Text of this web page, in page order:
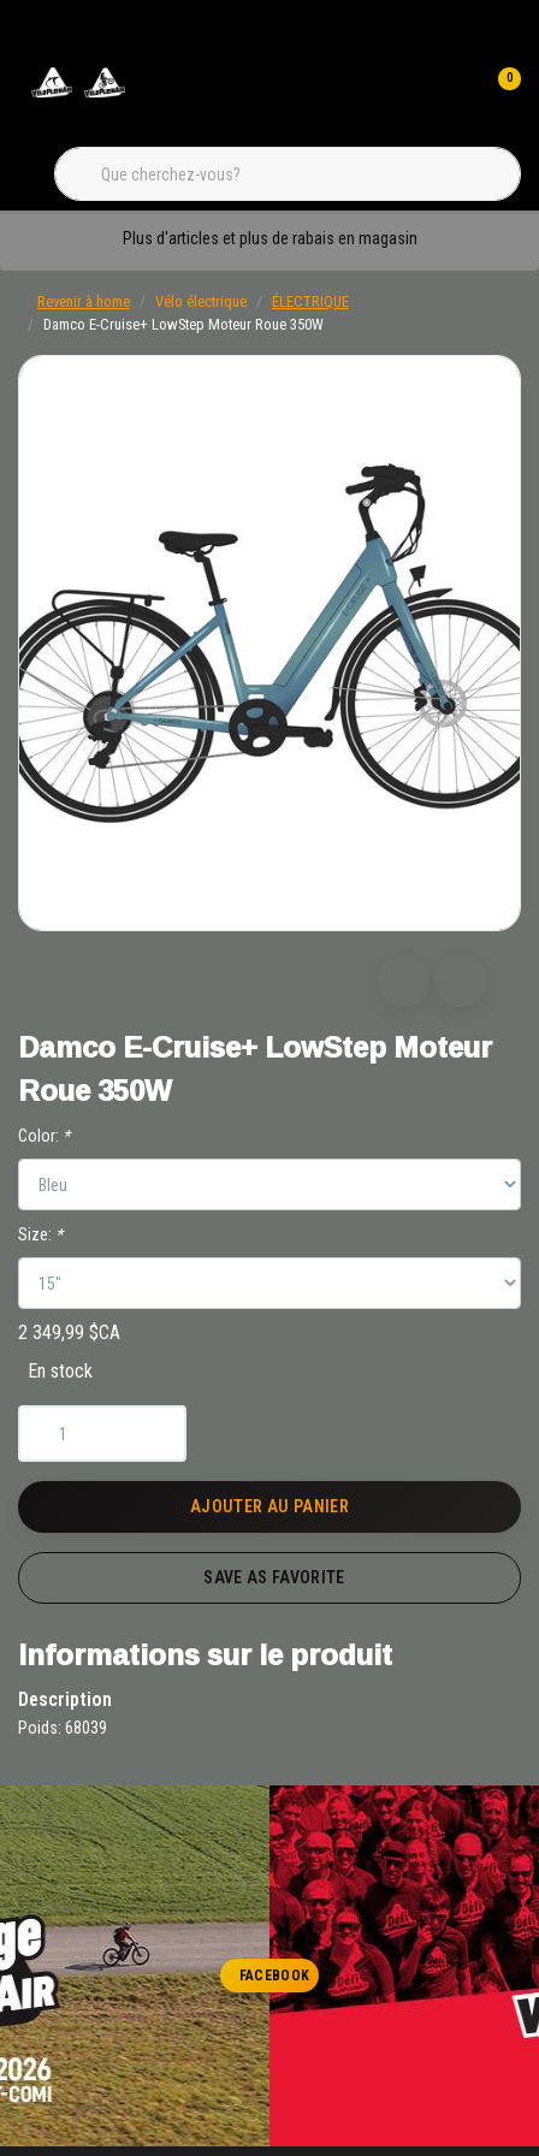
0
Plus d'articles et plus de rabais en magasin
Revenir à home Vélo électrique
ÉLECTRIQUE
Damco E-Cruise+ LowStep Moteur Roue 350W
Damco E-Cruise+ LowStep Moteur
Roue 350W
Color: *
Size: *
2 349,99 $CA
En stock
AJOUTER AU PANIER
SAVE AS FAVORITE
Informations sur le produit
Description
Poids: 68039
FACEBOOK